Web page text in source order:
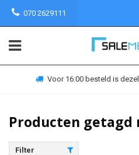
070 2629111
Voor 16:00 besteld is
Producten getagd
Filter